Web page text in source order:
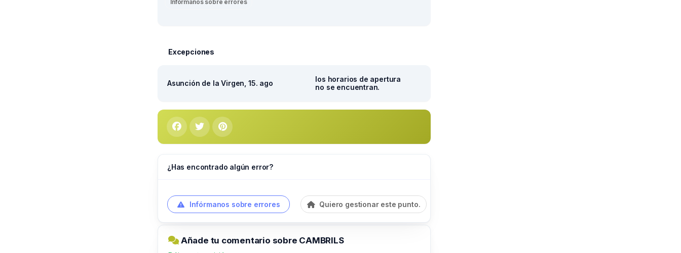
Infórmanos sobre errores
Excepciones
Asunción de la Virgen, 15. ago
los horarios de apertura
no se encuentran.
¿Has encontrado algún error?
Infórmanos sobre errores Quiero gestionar este punto.
Añade tu comentario sobre CAMBRILS